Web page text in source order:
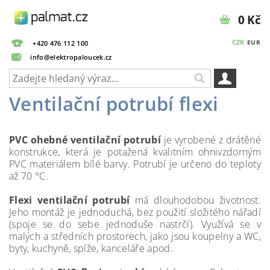
+420 476 112 100
info@elektropaloucek.cz
CZK EUR
0 Kč
Ventilační potrubí flexi
PVC ohebné ventilační potrubíje vyrobené z drátěné
konstrukce, která je potažená kvalitním ohnivzdorným
PVC materiálem bílé barvy. Potrubí je určeno do teploty
až 70 °C.
Flexi ventilační potrubímá dlouhodobou životnost.
Jeho montáž je jednoduchá, bez použití složitého nářadí
(spoje se do sebe jednoduše nastrčí). Využívá se v
malých a středních prostorech, jako jsou koupelny a WC,
byty, kuchyně, spíže, kanceláře apod.